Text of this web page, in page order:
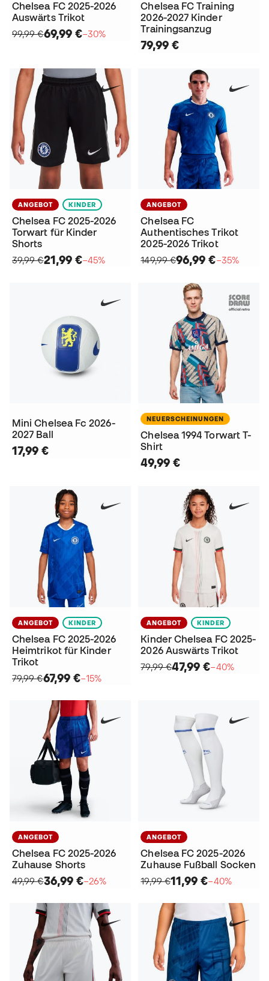
Chelsea FC 2025-2026
Auswärts Trikot
99,99 €69,99 €−30%
Chelsea FC Training
2026-2027 Kinder
Trainingsanzug
79,99 €
ANGEBOT KINDER
Chelsea FC 2025-2026
Torwart für Kinder
Shorts
39,99 €21,99 €−45%
ANGEBOT
Chelsea FC
Authentisches Trikot
2025-2026 Trikot
149,99 €96,99 €−35%
Mini Chelsea Fc 2026-
2027 Ball
17,99 €
NEUERSCHEINUNGEN
Chelsea 1994 Torwart T-
Shirt
49,99 €
ANGEBOT KINDER
Chelsea FC 2025-2026
Heimtrikot für Kinder
Trikot
79,99 €67,99 €−15%
ANGEBOT KINDER
Kinder Chelsea FC 2025-
2026 Auswärts Trikot
79,99 €47,99 €−40%
ANGEBOT
Chelsea FC 2025-2026
Zuhause Shorts
49,99 €36,99 €−26%
ANGEBOT
Chelsea FC 2025-2026
Zuhause Fußball Socken
19,99 €11,99 €−40%